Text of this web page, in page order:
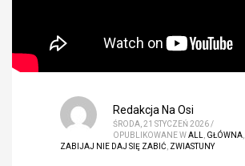
Redakcja Na Osi
ŚRODA, 21 STYCZEŃ 2026/
OPUBLIKOWANE WALL, GŁÓWNA,
ZABIJAJ NIE DAJ SIĘ ZABIĆ, ZWIASTUNY